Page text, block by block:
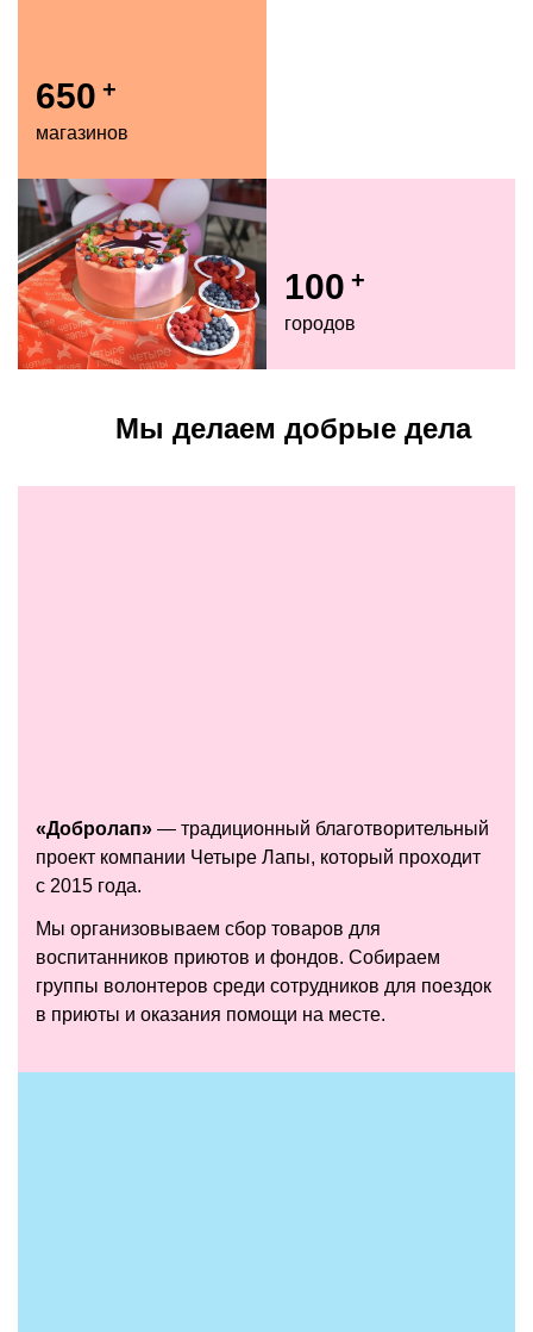
650+
магазинов
100+
городов
Мы делаем добрые дела
«Добролап» — традиционный благотворительный
проект компании Четыре Лапы, который проходит
с 2015 года.
Мы организовываем сбор товаров для
воспитанников приютов и фондов. Собираем
группы волонтеров среди сотрудников для поездок
в приюты и оказания помощи на месте.